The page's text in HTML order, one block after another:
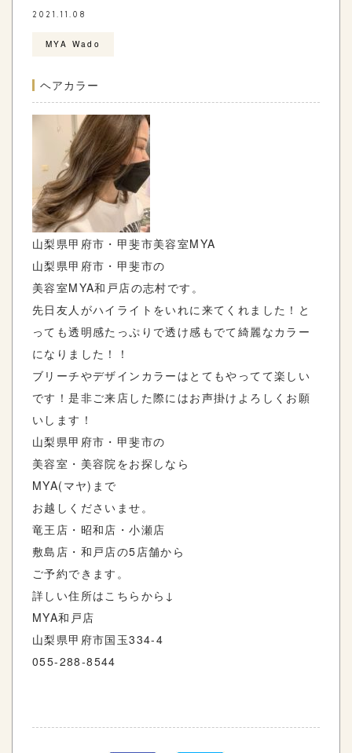
2021.11.08
MYA Wado
ヘアカラー
山梨県甲府市・甲斐市美容室MYA
山梨県甲府市・甲斐市の
美容室MYA和戸店の志村です。
先日友人がハイライトをいれに来てくれました！と
っても透明感たっぷりで透け感もでて綺麗なカラー
になりました！！
ブリーチやデザインカラーはとてもやってて楽しい
です！是非ご来店した際にはお声掛けよろしくお願
いします！
山梨県甲府市・甲斐市の
美容室・美容院をお探しなら
MYA( マヤ) まで
お越しくださいませ。
竜王店・昭和店・小瀬店
敷島店・和戸店の5店舗から
ご予約できます。
詳しい住所はこちらから ↓
MYA和戸店
山梨県甲府市国玉334-4
055-288-8544